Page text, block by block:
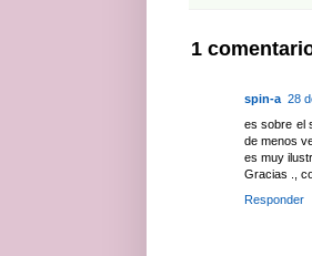
1
spin-a 28
es sobre el
de menos
es muy
Gracias .,
Responder